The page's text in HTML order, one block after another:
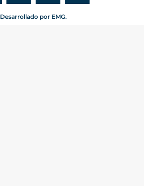
Desarrollado por EMG.